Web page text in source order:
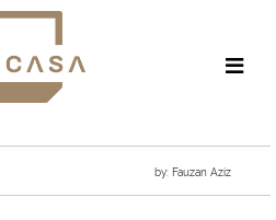
by: Fauzan Aziz